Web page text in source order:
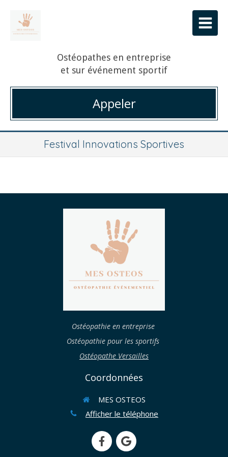
Ostéopathes en entreprise
et sur événement sportif
Appeler
Festival Innovations Sportives
Ostéopathie en entreprise
Ostéopathie pour les sportifs
Ostéopathe Versailles
Coordonnées
MES OSTEOS
Afficher le téléphone